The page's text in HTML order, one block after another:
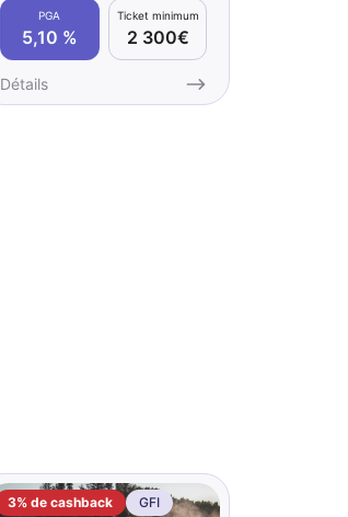
PGA
5,10 %
Ticket minimum
2 300€
Détails
3% de cashback GFI